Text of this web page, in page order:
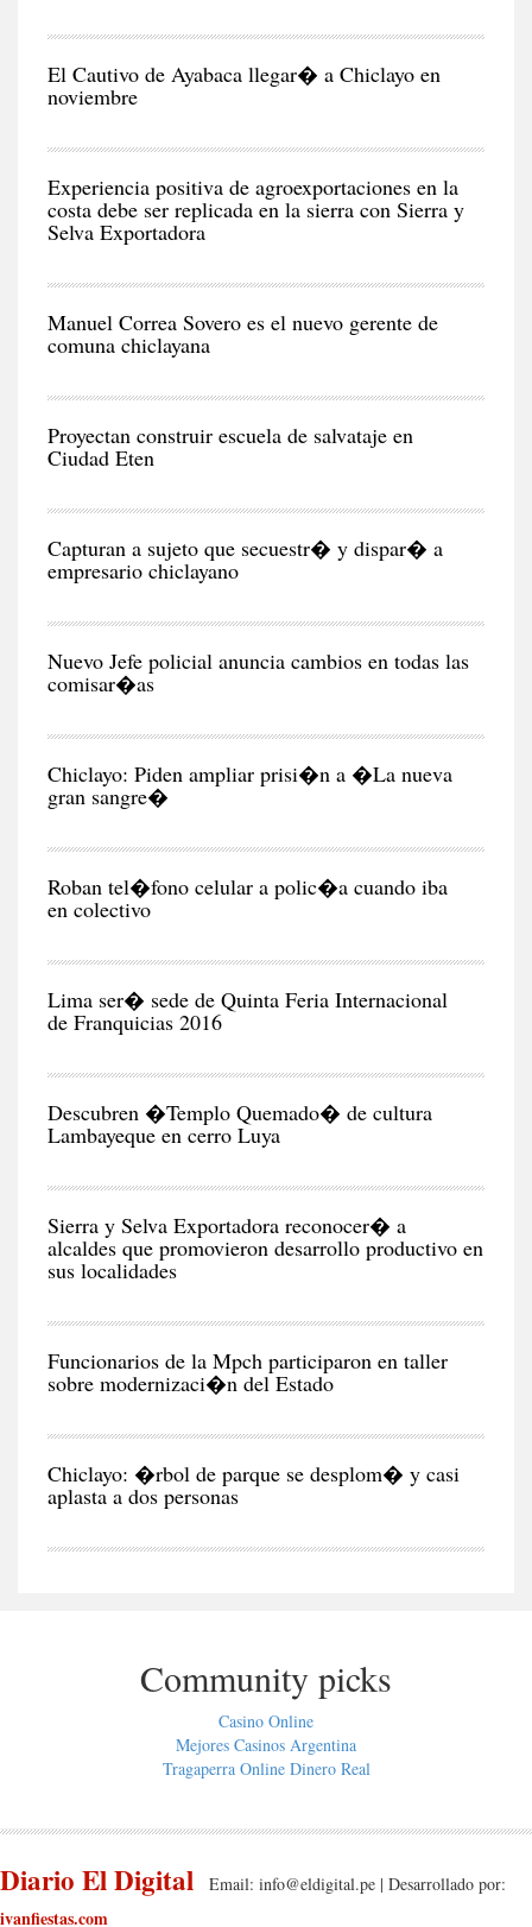
El Cautivo de Ayabaca llegar� a Chiclayo en
noviembre
Experiencia positiva de agroexportaciones en la
costa debe ser replicada en la sierra con Sierra y
Selva Exportadora
Manuel Correa Sovero es el nuevo gerente de
comuna chiclayana
Proyectan construir escuela de salvataje en
Ciudad Eten
Capturan a sujeto que secuestr� y dispar� a
empresario chiclayano
Nuevo Jefe policial anuncia cambios en todas las
comisar�as
Chiclayo: Piden ampliar prisi�n a �La nueva
gran sangre�
Roban tel�fono celular a polic�a cuando iba
en colectivo
Lima ser� sede de Quinta Feria Internacional
de Franquicias 2016
Descubren �Templo Quemado� de cultura
Lambayeque en cerro Luya
Sierra y Selva Exportadora reconocer� a
alcaldes que promovieron desarrollo productivo en
sus localidades
Funcionarios de la Mpch participaron en taller
sobre modernizaci�n del Estado
Chiclayo: �rbol de parque se desplom� y casi
aplasta a dos personas
Community picks
Casino Online
Mejores Casinos Argentina
Tragaperra Online Dinero Real
Diario El Digital Email: info@eldigital.pe | Desarrollado por:
ivanfiestas.com